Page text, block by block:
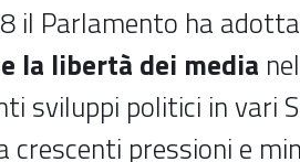
il Parlamento ha
la libertà dei media
sviluppi politici in vari
crescenti pressioni e